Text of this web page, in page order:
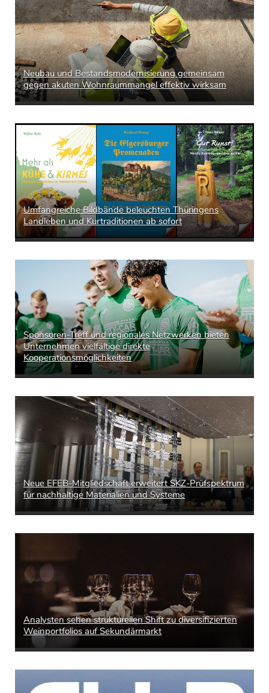
Neubau und Bestandsmodernisierung gemeinsam
gegen akuten Wohnraummangel effektiv wirksam
Umfangreiche Bildbände beleuchten Thüringens
Landleben und Kurtraditionen ab sofort
Sponsoren-Treff und regionales Netzwerken bieten
Unternehmen vielfältige direkte
Kooperationsmöglichkeiten
Neue EFEB-Mitgliedschaft erweitert SKZ-Prüfspektrum
für nachhaltige Materialien und Systeme
Analysten sehen strukturellen Shift zu diversifizierten
Weinportfolios auf Sekundärmarkt